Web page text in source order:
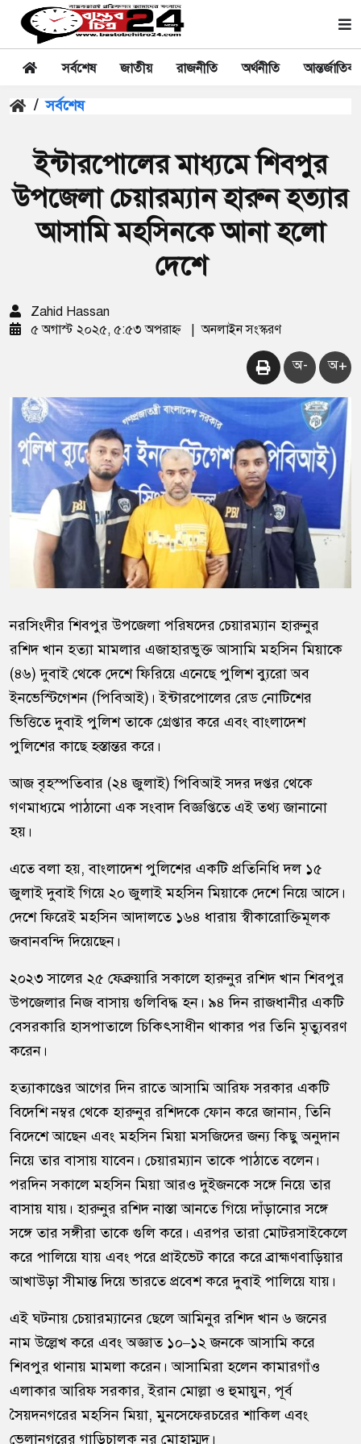
সর্বশেষ জাতীয় রাজনীতি অর্থনীতি আন্তর্জাতিক
/ সর্বশেষ
ইন্টারপোলের মাধ্যমে শিবপুর
উপজেলা চেয়ারম্যান হারুন হত্যার
আসামি মহসিনকে আনা হলো
দেশে
Zahid Hassan
৫ অগাস্ট ২০২৫, ৫:৫৩ অপরাহ্ন
অনলাইন সংস্করণ
অ- অ+
নরসিংদীর শিবপুর উপজেলা পরিষদের চেয়ারম্যান হারুনুর
রশিদ খান হত্যা মামলার এজাহারভুক্ত আসামি মহসিন মিয়াকে
(৪৬) দুবাই থেকে দেশে ফিরিয়ে এনেছে পুলিশ ব্যুরো অব
ইনভেস্টিগেশন (পিবিআই)। ইন্টারপোলের রেড নোটিশের
ভিত্তিতে দুবাই পুলিশ তাকে গ্রেপ্তার করে এবং বাংলাদেশ
পুলিশের কাছে হস্তান্তর করে।
আজ বৃহস্পতিবার (২৪ জুলাই) পিবিআই সদর দপ্তর থেকে
গণমাধ্যমে পাঠানো এক সংবাদ বিজ্ঞপ্তিতে এই তথ্য জানানো
হয়।
এতে বলা হয়, বাংলাদেশ পুলিশের একটি প্রতিনিধি দল ১৫
জুলাই দুবাই গিয়ে ২০ জুলাই মহসিন মিয়াকে দেশে নিয়ে আসে।
দেশে ফিরেই মহসিন আদালতে ১৬৪ ধারায় স্বীকারোক্তিমূলক
জবানবন্দি দিয়েছেন।
২০২৩ সালের ২৫ ফেব্রুয়ারি সকালে হারুনুর রশিদ খান শিবপুর
উপজেলার নিজ বাসায় গুলিবিদ্ধ হন। ৯৪ দিন রাজধানীর একটি
বেসরকারি হাসপাতালে চিকিৎসাধীন থাকার পর তিনি মৃত্যুবরণ
করেন।
হত্যাকাণ্ডের আগের দিন রাতে আসামি আরিফ সরকার একটি
বিদেশি নম্বর থেকে হারুনুর রশিদকে ফোন করে জানান, তিনি
বিদেশে আছেন এবং মহসিন মিয়া মসজিদের জন্য কিছু অনুদান
নিয়ে তার বাসায় যাবেন। চেয়ারম্যান তাকে পাঠাতে বলেন।
পরদিন সকালে মহসিন মিয়া আরও দুইজনকে সঙ্গে নিয়ে তার
বাসায় যায়। হারুনুর রশিদ নাস্তা আনতে গিয়ে দাঁড়ানোর সঙ্গে
সঙ্গে তার সঙ্গীরা তাকে গুলি করে। এরপর তারা মোটরসাইকেলে
করে পালিয়ে যায় এবং পরে প্রাইভেট কারে করে ব্রাহ্মণবাড়িয়ার
আখাউড়া সীমান্ত দিয়ে ভারতে প্রবেশ করে দুবাই পালিয়ে যায়।
এই ঘটনায় চেয়ারম্যানের ছেলে আমিনুর রশিদ খান ৬ জনের
নাম উল্লেখ করে এবং অজ্ঞাত ১০–১২ জনকে আসামি করে
শিবপুর থানায় মামলা করেন। আসামিরা হলেন কামারগাঁও
এলাকার আরিফ সরকার, ইরান মোল্লা ও হুমায়ুন, পূর্ব
সৈয়দনগরের মহসিন মিয়া, মুনসেফেরচরের শাকিল এবং
ভেলানগরের গাড়িচালক নূর মোহাম্মদ।